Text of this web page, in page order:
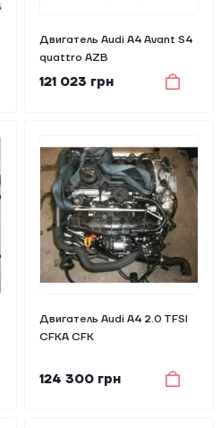
Двигатель Audi A4 Avant S4
quattro AZB
121 023 грн
Двигатель Audi A4 2.0 TFSI
CFKA CFK
124 300 грн